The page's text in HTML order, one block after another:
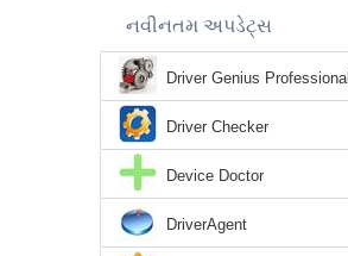
નવીનતમ અપડેટ્સ
Driver Genius Professional
Driver Checker
Device Doctor
DriverAgent